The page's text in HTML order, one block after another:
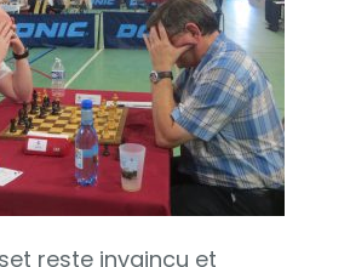
reste invaincu et